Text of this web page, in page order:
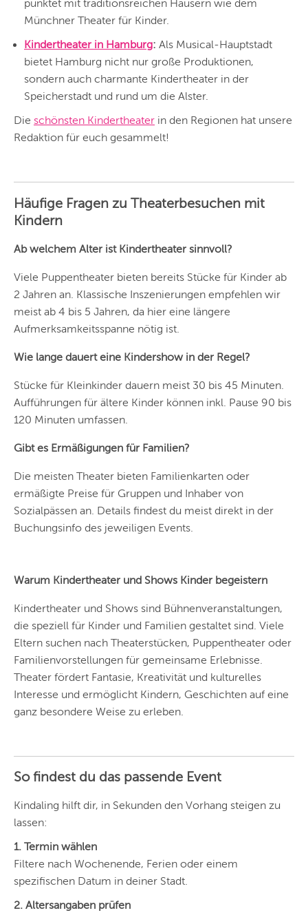
STUTTGART
ESSEN
LEIPZIG
ZÜRICH
punktet mit traditionsreichen Häusern wie dem
Münchner Theater für Kinder.
Kindertheater in Hamburg: Als Musical-Hauptstadt
bietet Hamburg nicht nur große Produktionen,
sondern auch charmante Kindertheater in der
Speicherstadt und rund um die Alster.
Die schönsten Kindertheater in den Regionen hat unsere
Redaktion für euch gesammelt!
Häufige Fragen zu Theaterbesuchen mit
Kindern
Ab welchem Alter ist Kindertheater sinnvoll?
Viele Puppentheater bieten bereits Stücke für Kinder ab
2 Jahren an. Klassische Inszenierungen empfehlen wir
meist ab 4 bis 5 Jahren, da hier eine längere
Aufmerksamkeitsspanne nötig ist.
Wie lange dauert eine Kindershow in der Regel?
Stücke für Kleinkinder dauern meist 30 bis 45 Minuten.
Aufführungen für ältere Kinder können inkl. Pause 90 bis
120 Minuten umfassen.
Gibt es Ermäßigungen für Familien?
Die meisten Theater bieten Familienkarten oder
ermäßigte Preise für Gruppen und Inhaber von
Sozialpässen an. Details findest du meist direkt in der
Buchungsinfo des jeweiligen Events.
Warum Kindertheater und Shows Kinder begeistern
Kindertheater und Shows sind Bühnenveranstaltungen,
die speziell für Kinder und Familien gestaltet sind. Viele
Eltern suchen nach Theaterstücken, Puppentheater oder
Familienvorstellungen für gemeinsame Erlebnisse.
Theater fördert Fantasie, Kreativität und kulturelles
Interesse und ermöglicht Kindern, Geschichten auf eine
ganz besondere Weise zu erleben.
So findest du das passende Event
Kindaling hilft dir, in Sekunden den Vorhang steigen zu
lassen:
1. Termin wählen
Filtere nach Wochenende, Ferien oder einem
spezifischen Datum in deiner Stadt.
2. Altersangaben prüfen